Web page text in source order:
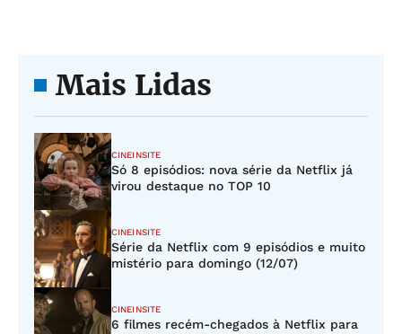
Mais Lidas
CINEINSITE
Só 8 episódios: nova série da Netflix já
virou destaque no TOP 10
CINEINSITE
Série da Netflix com 9 episódios e muito
mistério para domingo (12/07)
CINEINSITE
6 filmes recém-chegados à Netflix para